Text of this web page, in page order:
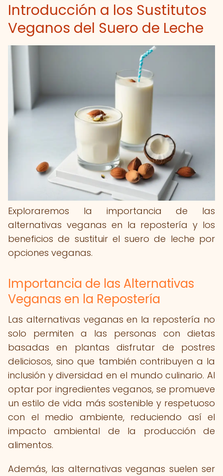
Introducción a los Sustitutos
Veganos del Suero de Leche
Exploraremos la importancia de las
alternativas veganas en la repostería y los
beneficios de sustituir el suero de leche por
opciones veganas.
Importancia de las Alternativas
Veganas en la Repostería
Las alternativas veganas en la repostería no
solo permiten a las personas con dietas
basadas en plantas disfrutar de postres
deliciosos, sino que también contribuyen a la
inclusión y diversidad en el mundo culinario. Al
optar por ingredientes veganos, se promueve
un estilo de vida más sostenible y respetuoso
con el medio ambiente, reduciendo así el
impacto ambiental de la producción de
alimentos.
Además, las alternativas veganas suelen ser